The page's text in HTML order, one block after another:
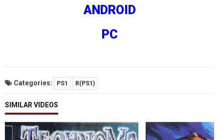
ANDROID
PC
Categories: PS1 R(PS1)
SIMILAR VIDEOS